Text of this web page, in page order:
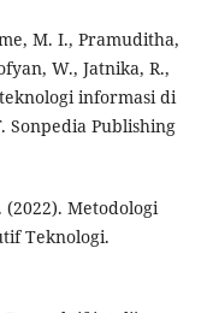
M. I., Pramuditha,
W., Jatnika, R.,
informasi di
Sonpedia Publishing
(2022). Metodologi
Teknologi.